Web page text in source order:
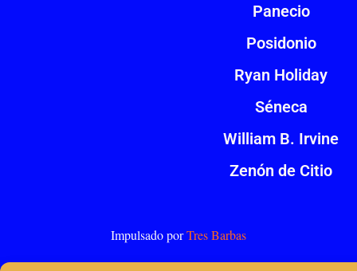
Panecio
Posidonio
Ryan Holiday
Séneca
William B. Irvine
Zenón de Citio
Impulsado porTres Barbas